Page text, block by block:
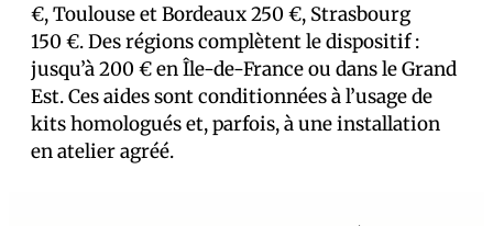
€, Toulouse et Bordeaux 250 €, Strasbourg
150 €. Des régions complètent le dispositif :
jusqu’à 200 € en Île-de-France ou dans le Grand
Est. Ces aides sont conditionnées à l’usage de
kits homologués et, parfois, à une installation
en atelier agréé.